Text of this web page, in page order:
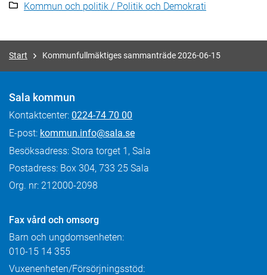
Kommun och politik / Politik och Demokrati
Start Kommunfullmäktiges sammanträde 2026-06-15
Sala kommun
Kontaktcenter: 0224-74 70 00
E-post: kommun.info@sala.se
Besöksadress: Stora torget 1, Sala
Postadress: Box 304, 733 25 Sala
Org. nr: 212000-2098
Fax vård och omsorg
Barn och ungdomsenheten:
010-15 14 355
Vuxenenheten/Försörjningsstöd: